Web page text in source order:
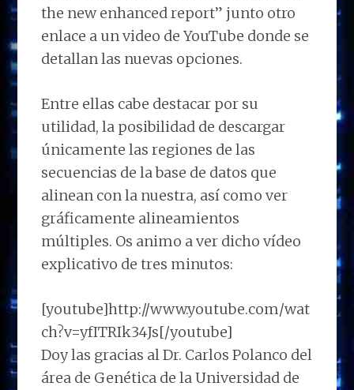
the new enhanced report” junto otro
enlace a un video de YouTube donde se
detallan las nuevas opciones.
Entre ellas cabe destacar por su
utilidad, la posibilidad de descargar
únicamente las regiones de las
secuencias de la base de datos que
alinean con la nuestra, así como ver
gráficamente alineamientos
múltiples. Os animo a ver dicho vídeo
explicativo de tres minutos:
[youtube]http://www.youtube.com/wat
ch?v=yfITRIk34Js[/youtube]
Doy las gracias al Dr. Carlos Polanco del
área de Genética de la Universidad de